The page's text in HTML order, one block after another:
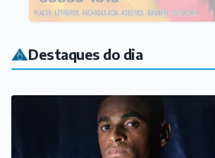
Destaques do dia